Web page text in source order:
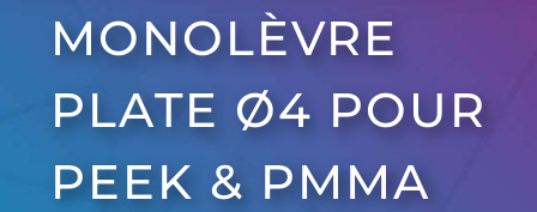
MONOLÈVRE
PLATE Ø4 POUR
PEEK & PMMA